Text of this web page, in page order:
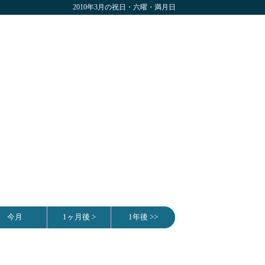
2010年3月の祝日・六曜・満月日
今月 1ヶ月後 > 1年後 >>